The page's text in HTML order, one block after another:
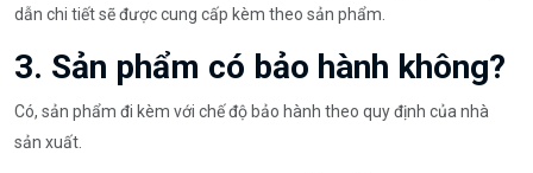
dẫn chi tiết sẽ được cung cấp kèm theo sản phẩm.
3. Sản phẩm có bảo hành không?
Có, sản phẩm đi kèm với chế độ bảo hành theo quy định của nhà
sản xuất.